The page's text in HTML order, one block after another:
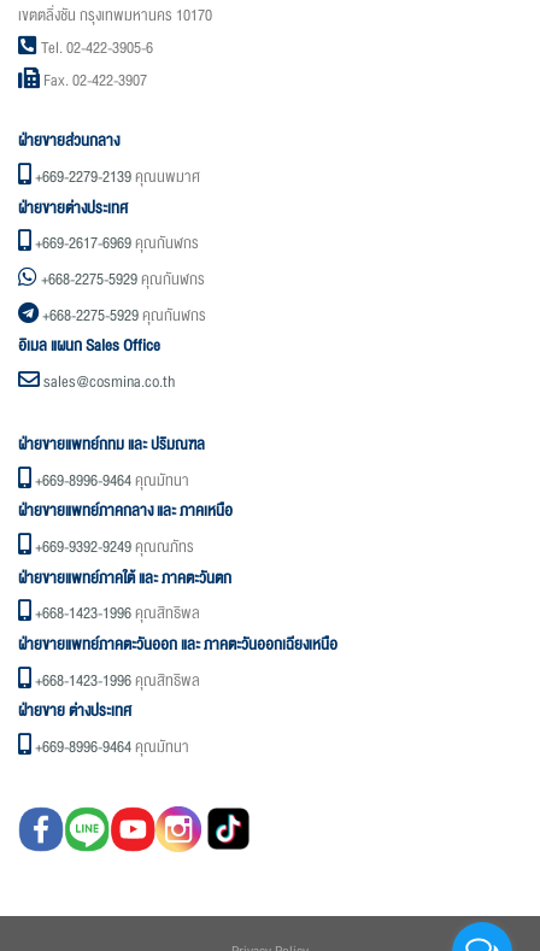
เขตตลิ่งชัน กรุงเทพมหานคร 10170
Tel. 02-422-3905-6
Fax. 02-422-3907
ฝ่ายขายส่วนกลาง
+669-2279-2139คุณนพมาศ
ฝ่ายขายต่างประเทศ
+669-2617-6969คุณกันฬกร
+668-2275-5929คุณกันฬกร
+668-2275-5929คุณกันฬกร
อิเมล แผนก Sales Office
sales@cosmina.co.th
ฝ่ายขายแพทย์กทม และ ปริมณฑล
+669-8996-9464คุณมัทนา
ฝ่ายขายแพทย์ภาคกลาง และ ภาคเหนือ
+669-9392-9249คุณณภัทร
ฝ่ายขายแพทย์ภาคใต้ และ ภาคตะวันตก
+668-1423-1996คุณสิทธิพล
ฝ่ายขายแพทย์ภาคตะวันออก และ ภาคตะวันออกเฉียงเหนือ
+668-1423-1996คุณสิทธิพล
ฝ่ายขาย ต่างประเทศ
+669-8996-9464คุณมัทนา